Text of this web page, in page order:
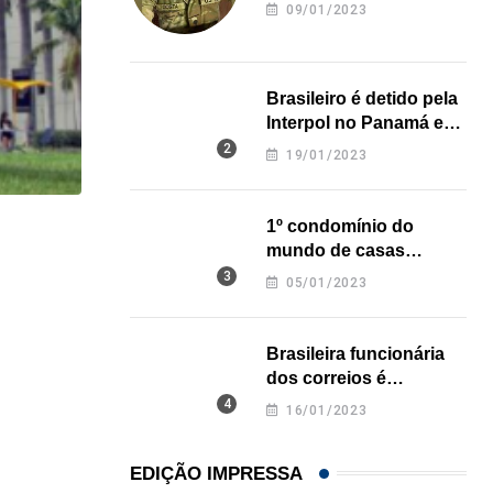
Açaí é reconhecido oficialmente como fruto
21/01/2026
09/01/2023
Brasileiro é detido pela
Interpol no Panamá e
pode pegar prisão
19/01/2023
1º condomínio do
mundo de casas
impressas em 3D é
05/01/2023
Brasileira funcionária
dos correios é
assassinada a facadas
16/01/2023
EDIÇÃO IMPRESSA